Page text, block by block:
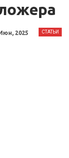
СТАТЬИ
2025